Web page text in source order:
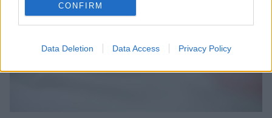
CONFIRM
Data Deletion Data Access Privacy Policy